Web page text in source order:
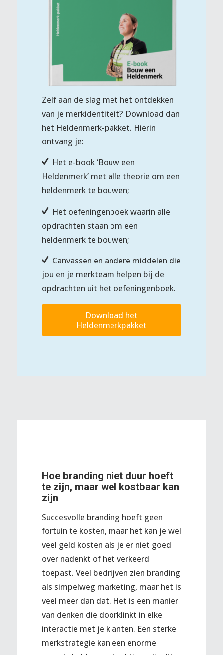
Zelf aan de slag met het ontdekken
van je merkidentiteit? Download dan
het Heldenmerk-pakket. Hierin
ontvang je:
Het e-book ‘Bouw een
Heldenmerk’ met alle theorie om een
heldenmerk te bouwen;
Het oefeningenboek waarin alle
opdrachten staan om een
heldenmerk te bouwen;
Canvassen en andere middelen die
jou en je merkteam helpen bij de
opdrachten uit het oefeningenboek.
Download het
Heldenmerkpakket
Hoe branding niet duur hoeft
te zijn, maar wel kostbaar kan
zijn
Succesvolle branding hoeft geen
fortuin te kosten, maar het kan je wel
veel geld kosten als je er niet goed
over nadenkt of het verkeerd
toepast. Veel bedrijven zien branding
als simpelweg marketing, maar het is
veel meer dan dat. Het is een manier
van denken die doorklinkt in elke
interactie met je klanten. Een sterke
merkstrategie kan een enorme